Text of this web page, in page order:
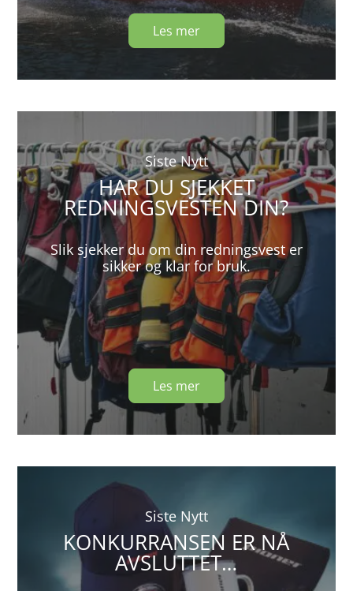
Les mer
Siste Nytt
HAR DU SJEKKET
REDNINGSVESTEN DIN?
Slik sjekker du om din redningsvest er
sikker og klar for bruk.
Les mer
Siste Nytt
KONKURRANSEN ER NÅ
AVSLUTTET…